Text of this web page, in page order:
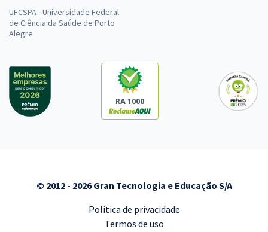
UFCSPA - Universidade Federal
de Ciência da Saúde de Porto
Alegre
RA 1000
© 2012 - 2026 Gran Tecnologia e Educação S/A
Política de privacidade
Termos de uso